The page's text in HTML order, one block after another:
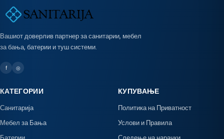
Вашиот доверлив партнер за санитарии, мебел
за бања, батерии и туш системи.
f ◎
КАТЕГОРИИ
Санитарија
Мебел за Бања
КУПУВАЊЕ
Политика на Приватност
Услови и Правила